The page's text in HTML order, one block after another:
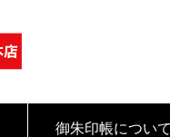
御朱印帳について